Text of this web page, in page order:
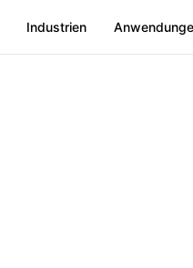
Industrien